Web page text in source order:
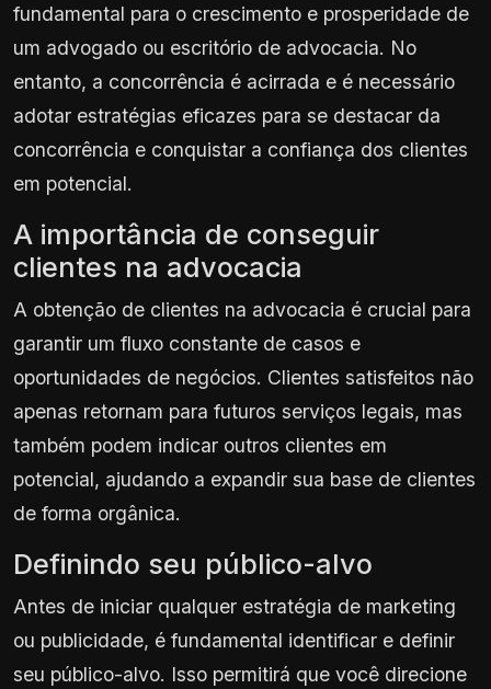
fundamental para o crescimento e prosperidade de
um advogado ou escritório de advocacia. No
entanto, a concorrência é acirrada e é necessário
adotar estratégias eficazes para se destacar da
concorrência e conquistar a confiança dos clientes
em potencial.
A importância de conseguir
clientes na advocacia
A obtenção de clientes na advocacia é crucial para
garantir um fluxo constante de casos e
oportunidades de negócios. Clientes satisfeitos não
apenas retornam para futuros serviços legais, mas
também podem indicar outros clientes em
potencial, ajudando a expandir sua base de clientes
de forma orgânica.
Definindo seu público-alvo
Antes de iniciar qualquer estratégia de marketing
ou publicidade, é fundamental identificar e definir
seu público-alvo. Isso permitirá que você direcione